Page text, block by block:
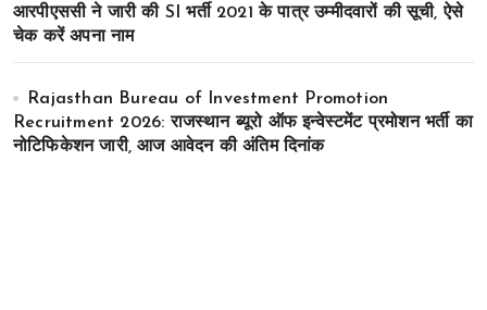
आरपीएससी ने जारी की SI भर्ती 2021 के पात्र उम्मीदवारों की सूची, ऐसे
चेक करें अपना नाम
Rajasthan Bureau of Investment Promotion
Recruitment 2026: राजस्थान ब्यूरो ऑफ इन्वेस्टमेंट प्रमोशन भर्ती का
नोटिफिकेशन जारी, आज आवेदन की अंतिम दिनांक